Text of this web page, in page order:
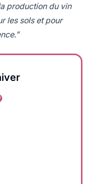
production du vin
les sols et pour